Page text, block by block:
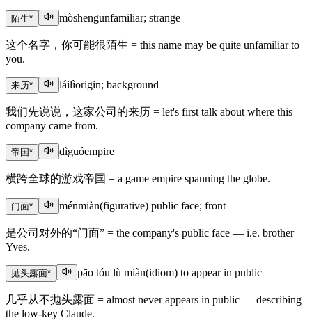
陌生* mòshēngunfamiliar; strange
这个名字，你可能很陌生 = this name may be quite unfamiliar to
you.
来历* láilìorigin; background
我们先说说，这家公司的来历 = let's first talk about where this
company came from.
帝国* dìguóempire
横跨全球的游戏帝国 = a game empire spanning the globe.
门面* ménmiàn(figurative) public face; front
是公司对外的“门面” = the company's public face — i.e. brother
Yves.
抛头露面* pāo tóu lù miàn(idiom) to appear in public
几乎从不抛头露面 = almost never appears in public — describing
the low-key Claude.